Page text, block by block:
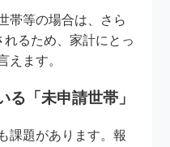
帯等の場合は、さら
れるため、家計にとっ
えます。
る「未申請世帯」
課題があります。報